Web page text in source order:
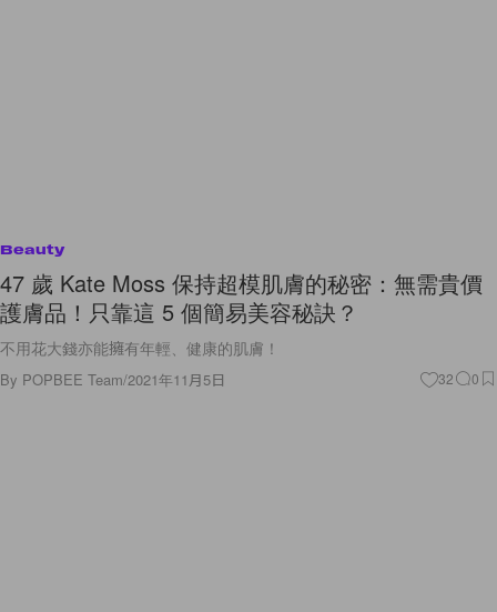
Beauty
47 歲 Kate Moss 保持超模肌膚的秘密：無需貴價
護膚品！只靠這 5 個簡易美容秘訣？
不用花大錢亦能擁有年輕、健康的肌膚！
By POPBEE Team/2021年11月5日 32 0